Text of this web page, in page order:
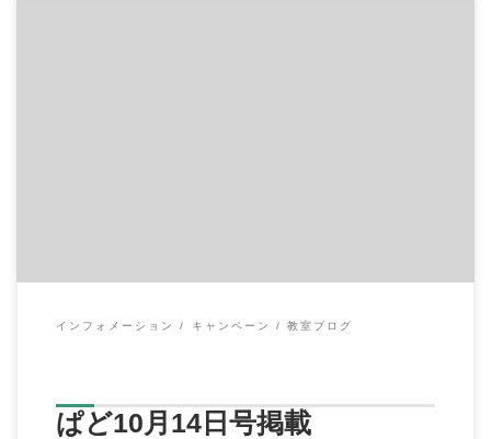
インフォメーション キャンペーン 教室ブログ
ぱど10月14日号掲載